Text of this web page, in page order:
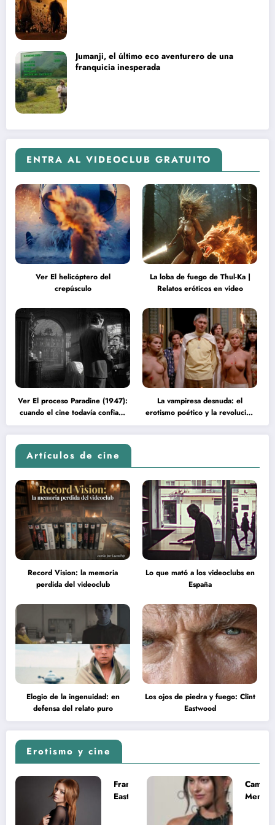
Jumanji, el último eco aventurero de una
franquicia inesperada
ENTRA AL VIDEOCLUB GRATUITO
Ver El helicóptero del
crepúsculo
La loba de fuego de Thul-Ka |
Relatos eróticos en video
Ver El proceso Paradine (1947):
cuando el cine todavía confiaba
en la inteligencia del espectador
La vampiresa desnuda: el
erotismo poético y la revolución
psicodélica de Jean Rollin
Artículos de cine
Record Vision: la memoria
perdida del videoclub
Lo que mató a los videoclubs en
España
Elogio de la ingenuidad: en
defensa del relato puro
Los ojos de piedra y fuego: Clint
Eastwood
Erotismo y cine
Francesca
Eastwood y
Camila
Mendes